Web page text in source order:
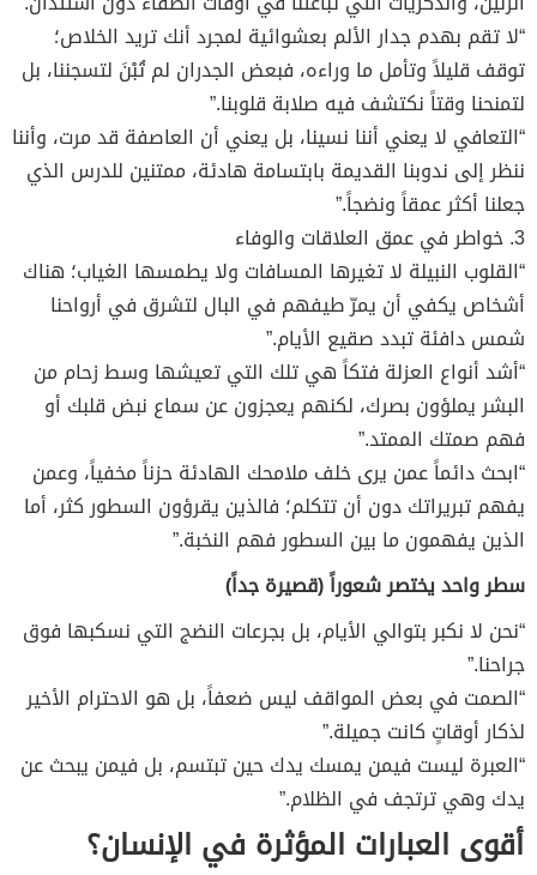
“لا تقم بهدم جدار الألم بعشوائية لمجرد أنك تريد الخلاص؛
توقف قليلاً وتأمل ما وراءه، فبعض الجدران لم تُبْنَ لتسجننا، بل
لتمنحنا وقتاً نكتشف فيه صلابة قلوبنا.”
“التعافي لا يعني أننا نسينا، بل يعني أن العاصفة قد مرت، وأننا
ننظر إلى ندوبنا القديمة بابتسامة هادئة، ممتنين للدرس الذي
جعلنا أكثر عمقاً ونضجاً.”
3. خواطر في عمق العلاقات والوفاء
“القلوب النبيلة لا تغيرها المسافات ولا يطمسها الغياب؛ هناك
أشخاص يكفي أن يمرّ طيفهم في البال لتشرق في أرواحنا
شمس دافئة تبدد صقيع الأيام.”
“أشد أنواع العزلة فتكاً هي تلك التي تعيشها وسط زحام من
البشر يملؤون بصرك، لكنهم يعجزون عن سماع نبض قلبك أو
فهم صمتك الممتد.”
“ابحث دائماً عمن يرى خلف ملامحك الهادئة حزناً مخفياً، وعمن
يفهم تبريراتك دون أن تتكلم؛ فالذين يقرؤون السطور كثر، أما
الذين يفهمون ما بين السطور فهم النخبة.”
سطر واحد يختصر شعوراً (قصيرة جداً)
“نحن لا نكبر بتوالي الأيام، بل بجرعات النضج التي نسكبها فوق
جراحنا.”
“الصمت في بعض المواقف ليس ضعفاً، بل هو الاحترام الأخير
لذكار أوقاتٍ كانت جميلة.”
“العبرة ليست فيمن يمسك يدك حين تبتسم، بل فيمن يبحث عن
يدك وهي ترتجف في الظلام.”
أقوى العبارات المؤثرة في الإنسان؟